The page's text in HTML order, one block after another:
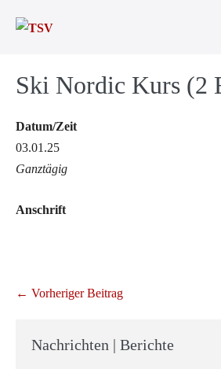
Inhalt
Ski Nordic Kurs (2
Datum/Zeit
03.01.25
Ganztägig
Anschrift
Beitragsnavigation
← Vorheriger Beitrag
Nachrichten | Berichte